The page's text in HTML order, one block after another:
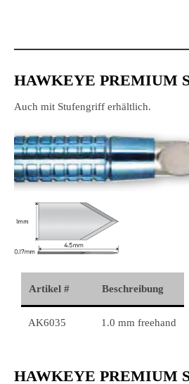
HAWKEYE PREMIUM
Auch mit Stufengriff erhältlich.
Artikel # Beschreibung
AK6035 1.0 mm freehand
HAWKEYE PREMIUM